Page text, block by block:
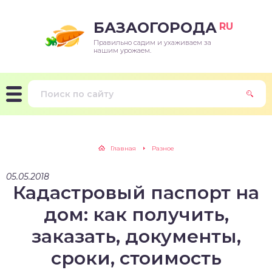
БАЗАОГОРОДА RU
Правильно садим и ухаживаем за
нашим урожаем.
Главная Разное
05.05.2018
Кадастровый паспорт на
дом: как получить,
заказать, документы,
сроки, стоимость